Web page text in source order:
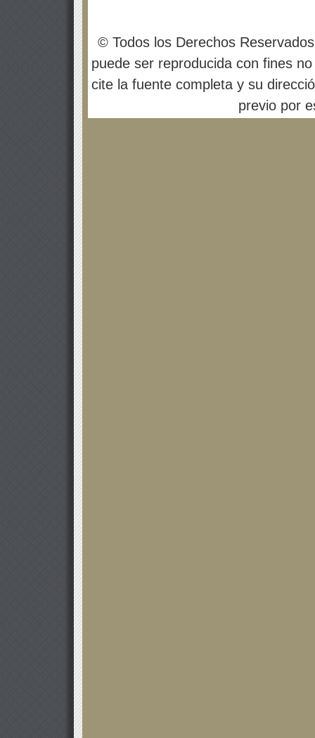
© Todos los Derechos
puede ser reproducida con fines
cite la fuente completa y su
previo por